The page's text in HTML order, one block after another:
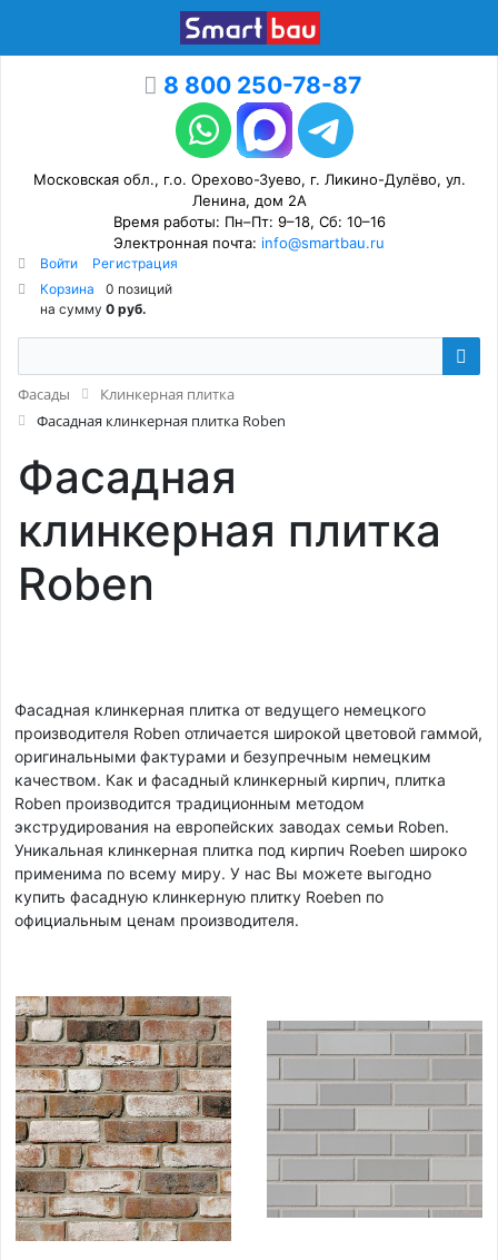
8 800 250-78-87
Московская обл., г.о. Орехово-Зуево, г. Ликино-Дулёво, ул.
Ленина, дом 2А
Время работы: Пн–Пт: 9–18, Сб: 10–16
Электронная почта: info@smartbau.ru
Войти
Регистрация
Корзина
0 позиций
на сумму 0 руб.
Фасады
Клинкерная плитка
Фасадная клинкерная плитка Roben
Фасадная
клинкерная плитка
Roben
Фасадная клинкерная плитка от ведущего немецкого
производителя Roben отличается широкой цветовой гаммой,
оригинальными фактурами и безупречным немецким
качеством. Как и фасадный клинкерный кирпич, плитка
Roben производится традиционным методом
экструдирования на европейских заводах семьи Roben.
Уникальная клинкерная плитка под кирпич Roeben широко
применима по всему миру. У нас Вы можете выгодно
купить фасадную клинкерную плитку Roeben по
официальным ценам производителя.